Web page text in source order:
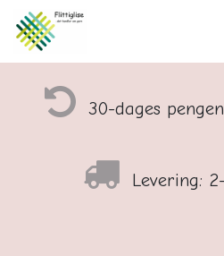
30-dages
Levering: